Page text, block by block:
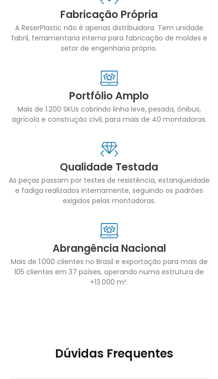
Fabricação Própria
A ReserPlastic não é apenas distribuidora. Tem unidade
fabril, ferramentaria interna para fabricação de moldes e
setor de engenharia próprio.
Portfólio Amplo
Mais de 1.200 SKUs cobrindo linha leve, pesada, ônibus,
agrícola e construção civil, para mais de 40 montadoras.
Qualidade Testada
As peças passam por testes de resistência, estanqueidade
e fadiga realizados internamente, seguindo os padrões
exigidos pelas montadoras.
Abrangência Nacional
Mais de 1.000 clientes no Brasil e exportação para mais de
105 clientes em 37 países, operando numa estrutura de
+13.000 m².
Dúvidas Frequentes